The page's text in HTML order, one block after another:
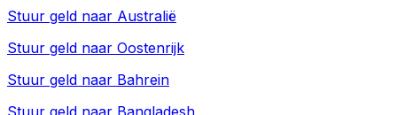
Stuur geld naar Australië
Stuur geld naar Oostenrijk
Stuur geld naar Bahrein
Stuur geld naar Bangladesh